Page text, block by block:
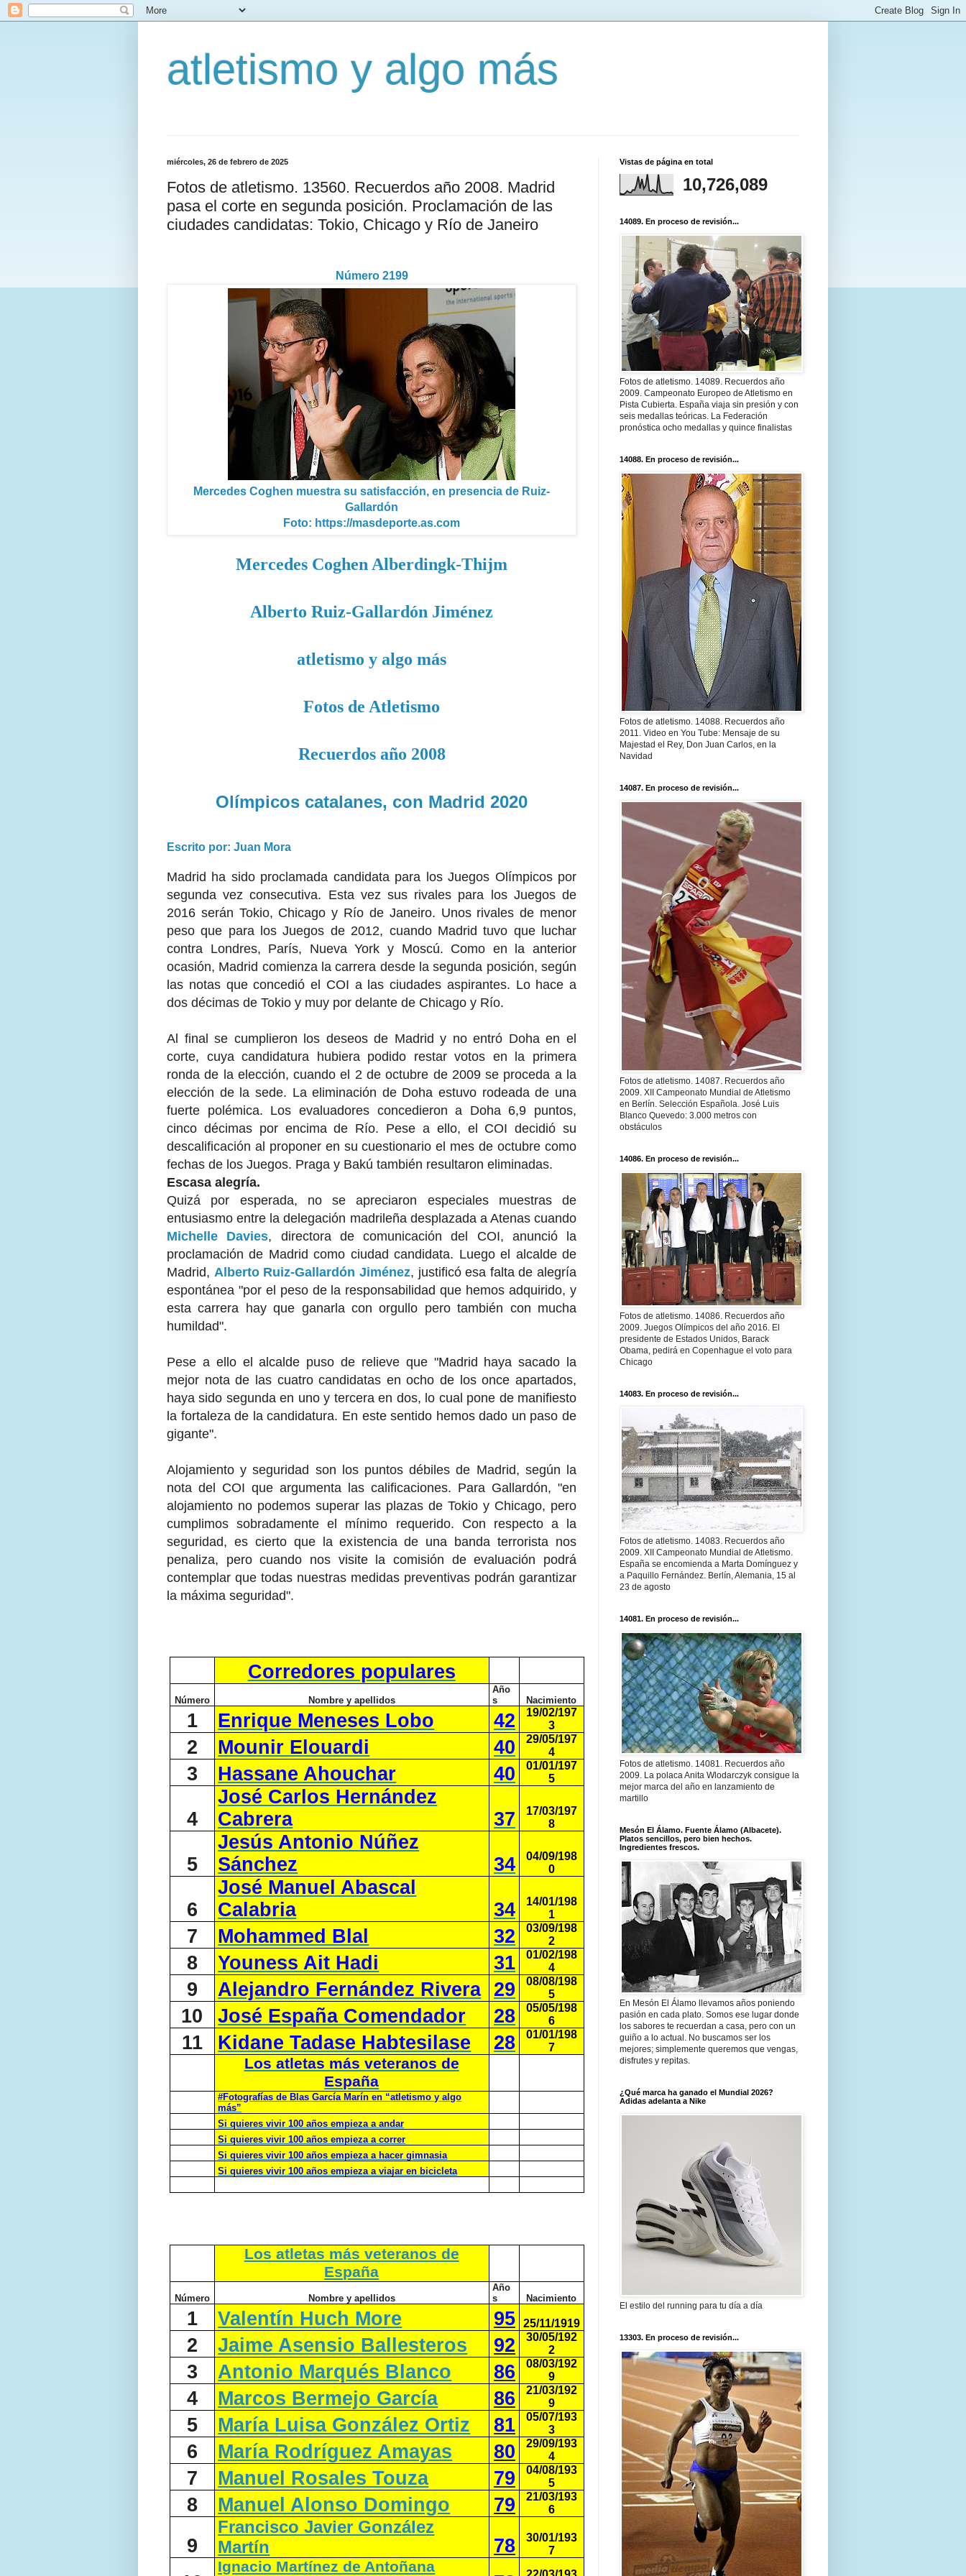
atletismo y algo más
miércoles, 26 de febrero de 2025
Fotos de atletismo. 13560. Recuerdos año 2008. Madrid
pasa el corte en segunda posición. Proclamación de las
ciudades candidatas: Tokio, Chicago y Río de Janeiro
Número 2199
Mercedes Coghen muestra su satisfacción, en presencia de Ruiz-
Gallardón
Foto: https://masdeporte.as.com
Mercedes Coghen Alberdingk-Thijm
Alberto Ruiz-Gallardón Jiménez
atletismo y algo más
Fotos de Atletismo
Recuerdos año 2008
Olímpicos catalanes, con Madrid 2020
Escrito por: Juan Mora
Madrid ha sido proclamada candidata para los Juegos Olímpicos por
segunda vez consecutiva. Esta vez sus rivales para los Juegos de
2016 serán Tokio, Chicago y Río de Janeiro. Unos rivales de menor
peso que para los Juegos de 2012, cuando Madrid tuvo que luchar
contra Londres, París, Nueva York y Moscú. Como en la anterior
ocasión, Madrid comienza la carrera desde la segunda posición, según
las notas que concedió el COI a las ciudades aspirantes. Lo hace a
dos décimas de Tokio y muy por delante de Chicago y Río.
Al final se cumplieron los deseos de Madrid y no entró Doha en el
corte, cuya candidatura hubiera podido restar votos en la primera
ronda de la elección, cuando el 2 de octubre de 2009 se proceda a la
elección de la sede. La eliminación de Doha estuvo rodeada de una
fuerte polémica. Los evaluadores concedieron a Doha 6,9 puntos,
cinco décimas por encima de Río. Pese a ello, el COI decidió su
descalificación al proponer en su cuestionario el mes de octubre como
fechas de los Juegos. Praga y Bakú también resultaron eliminadas.
Escasa alegría.
Quizá por esperada, no se apreciaron especiales muestras de
entusiasmo entre la delegación madrileña desplazada a Atenas cuando
Michelle Davies, directora de comunicación del COI, anunció la
proclamación de Madrid como ciudad candidata. Luego el alcalde de
Madrid, Alberto Ruiz-Gallardón Jiménez, justificó esa falta de alegría
espontánea "por el peso de la responsabilidad que hemos adquirido, y
esta carrera hay que ganarla con orgullo pero también con mucha
humildad".
Pese a ello el alcalde puso de relieve que "Madrid haya sacado la
mejor nota de las cuatro candidatas en ocho de los once apartados,
haya sido segunda en uno y tercera en dos, lo cual pone de manifiesto
la fortaleza de la candidatura. En este sentido hemos dado un paso de
gigante".
Alojamiento y seguridad son los puntos débiles de Madrid, según la
nota del COI que argumenta las calificaciones. Para Gallardón, "en
alojamiento no podemos superar las plazas de Tokio y Chicago, pero
cumplimos sobradamente el mínimo requerido. Con respecto a la
seguridad, es cierto que la existencia de una banda terrorista nos
penaliza, pero cuando nos visite la comisión de evaluación podrá
contemplar que todas nuestras medidas preventivas podrán garantizar
la máxima seguridad".
Corredores populares
Número Nombre y apellidos
Año
s
Nacimiento
1 Enrique Meneses Lobo 42
19/02/197
3
2 Mounir Elouardi 40
29/05/197
4
3 Hassane Ahouchar 40
01/01/197
5
4
José Carlos Hernández
Cabrera
37
17/03/197
8
5
Jesús Antonio Núñez
Sánchez
34
04/09/198
0
6
José Manuel Abascal
Calabria
34
14/01/198
1
7 Mohammed Blal 32
03/09/198
2
8 Youness Ait Hadi 31
01/02/198
4
9 Alejandro Fernández Rivera 29
08/08/198
5
10 José España Comendador 28
05/05/198
6
11 Kidane Tadase Habtesilase 28
01/01/198
7
Los atletas más veteranos de
España
#Fotografías de Blas García Marín en “atletismo y algo
más”
Si quieres vivir 100 años empieza a andar
Si quieres vivir 100 años empieza a correr
Si quieres vivir 100 años empieza a hacer gimnasia
Si quieres vivir 100 años empieza a viajar en bicicleta
Los atletas más veteranos de
España
Número Nombre y apellidos
Año
s
Nacimiento
1 Valentín Huch More 95 25/11/1919
2 Jaime Asensio Ballesteros 92
30/05/192
2
3 Antonio Marqués Blanco 86
08/03/192
9
4 Marcos Bermejo García 86
21/03/192
9
5 María Luisa González Ortiz 81
05/07/193
3
6 María Rodríguez Amayas 80
29/09/193
4
7 Manuel Rosales Touza 79
04/08/193
5
8 Manuel Alonso Domingo 79
21/03/193
6
9
Francisco Javier González
Martín
78
30/01/193
7
Ignacio Martínez de Antoñana
Vistas de página en total
10,726,089
14089. En proceso de revisión...
Fotos de atletismo. 14089. Recuerdos año
2009. Campeonato Europeo de Atletismo en
Pista Cubierta. España viaja sin presión y con
seis medallas teóricas. La Federación
pronóstica ocho medallas y quince finalistas
14088. En proceso de revisión...
Fotos de atletismo. 14088. Recuerdos año
2011. Video en You Tube: Mensaje de su
Majestad el Rey, Don Juan Carlos, en la
Navidad
14087. En proceso de revisión...
Fotos de atletismo. 14087. Recuerdos año
2009. XII Campeonato Mundial de Atletismo
en Berlín. Selección Española. José Luis
Blanco Quevedo: 3.000 metros con
obstáculos
14086. En proceso de revisión...
Fotos de atletismo. 14086. Recuerdos año
2009. Juegos Olímpicos del año 2016. El
presidente de Estados Unidos, Barack
Obama, pedirá en Copenhague el voto para
Chicago
14083. En proceso de revisión...
Fotos de atletismo. 14083. Recuerdos año
2009. XII Campeonato Mundial de Atletismo.
España se encomienda a Marta Domínguez y
a Paquillo Fernández. Berlín, Alemania, 15 al
23 de agosto
14081. En proceso de revisión...
Fotos de atletismo. 14081. Recuerdos año
2009. La polaca Anita Wlodarczyk consigue la
mejor marca del año en lanzamiento de
martillo
Mesón El Álamo. Fuente Álamo (Albacete).
Platos sencillos, pero bien hechos.
Ingredientes frescos.
En Mesón El Álamo llevamos años poniendo
pasión en cada plato. Somos ese lugar donde
los sabores te recuerdan a casa, pero con un
guiño a lo actual. No buscamos ser los
mejores; simplemente queremos que vengas,
disfrutes y repitas.
¿Qué marca ha ganado el Mundial 2026?
Adidas adelanta a Nike
El estilo del running para tu día a día
13303. En proceso de revisión...